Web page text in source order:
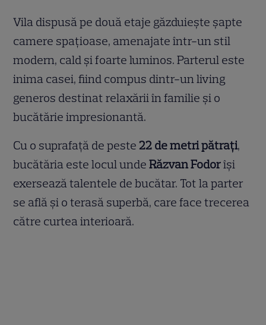
Vila dispusă pe două etaje găzduiește șapte
camere spațioase, amenajate într-un stil
modern, cald și foarte luminos. Parterul este
inima casei, fiind compus dintr-un living
generos destinat relaxării în familie și o
bucătărie impresionantă.
Cu o suprafață de peste 22 de metri pătrați,
bucătăria este locul undeRăzvan Fodorîși
exersează talentele de bucătar. Tot la parter
se află și o terasă superbă, care face trecerea
către curtea interioară.